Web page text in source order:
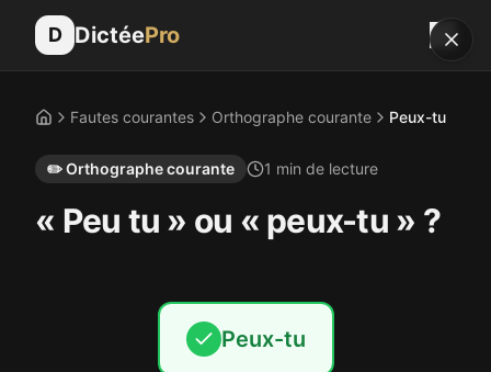
D DictéePro
AccueilFautes courantes Orthographe courante Peux-tu
✏️Orthographe courante 1 min de lecture
« Peu tu » ou « peux-tu » ?
Peux-tu